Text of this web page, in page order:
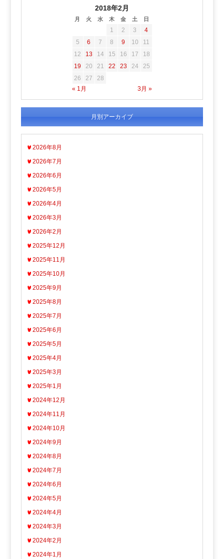
2018年2月
月 火 水 木 金 土 日
« 1月 3月 »
1 2 3
4
5
6 7 8 9 10
11
12
13 14 15 16 17
18
19
20 21 22 23 24
25
26
27 28
月別アーカイブ
2026年8月
2026年7月
2026年6月
2026年5月
2026年4月
2026年3月
2026年2月
2025年12月
2025年11月
2025年10月
2025年9月
2025年8月
2025年7月
2025年6月
2025年5月
2025年4月
2025年3月
2025年1月
2024年12月
2024年11月
2024年10月
2024年9月
2024年8月
2024年7月
2024年6月
2024年5月
2024年4月
2024年3月
2024年2月
2024年1月